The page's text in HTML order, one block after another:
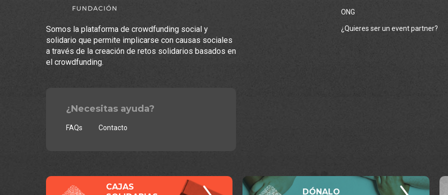
Somos la plataforma de crowdfunding social y
solidario que permite implicarse con causas sociales
a través de la creación de retos solidarios basados en
el crowdfunding.
¿Necesitas ayuda?
FAQs Contacto
ONG
¿Quieres ser un event partner?
CAJAS
DÓNALO